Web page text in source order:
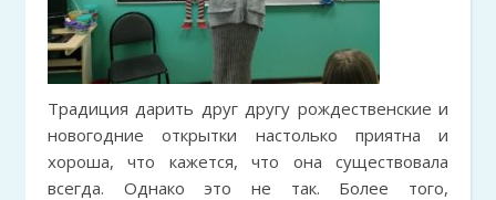
Традиция дарить друг другу рождественские и
новогодние открытки настолько приятна и
хороша, что кажется, что она существовала
всегда. Однако это не так. Более того,